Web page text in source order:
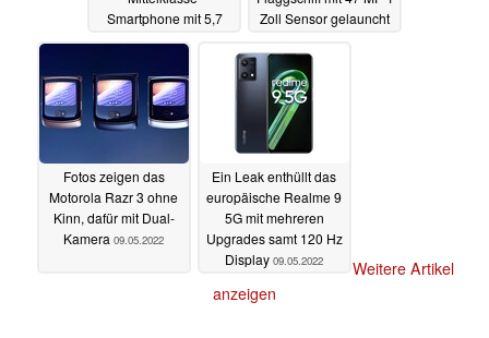
Smartphone mit 5,7
Zoll Display09.05.2022
Zoll Sensor gelauncht
Fotos zeigen das
Motorola Razr 3 ohne
Kinn, dafür mit Dual-
Kamera 09.05.2022
Ein Leak enthüllt das
europäische Realme 9
5G mit mehreren
Upgrades samt 120 Hz
Display 09.05.2022
Weitere Artikel
anzeigen